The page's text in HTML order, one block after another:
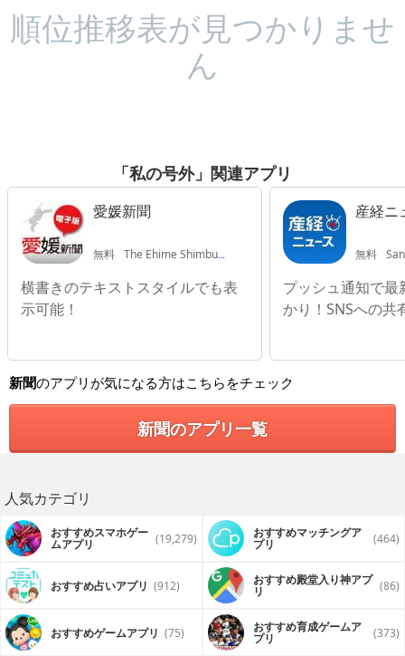
順位推移表が見つかりませ
ん
「私の号外」関連アプリ
愛媛新聞
無料 The Ehime Shimbun Co,Ltd.
横書きのテキストスタイルでも表
示可能！
産経ニ
無料
プッシュ通知で最
かり！SNSへの共
新聞のアプリが気になる方はこちらをチェック
新聞のアプリ一覧
人気カテゴリ
おすすめスマホゲー
ムアプリ (19,279) おすすめマッチングア
プリ (464)
おすすめ占いアプリ (912) おすすめ殿堂入り神アプ
リ (86)
おすすめゲームアプリ (75) おすすめ育成ゲームア
プリ (373)